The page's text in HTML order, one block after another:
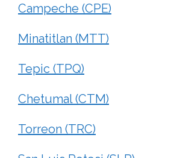
Campeche (CPE)
Minatitlan (MTT)
Tepic (TPQ)
Chetumal (CTM)
Torreon (TRC)